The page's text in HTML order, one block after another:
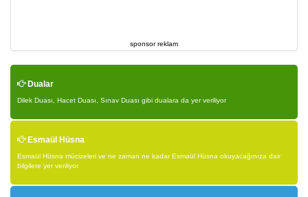
sponsor reklam
Dualar
Dilek Duası, Hacet Duası, Sınav Duası gibi dualara da yer veriliyor
Esmaül Hüsna
Esmaül Hüsna mücizeleri ve ne zaman ne kadar Esmaül Hüsna okuyacağınıza dair
bilgilere yer veriliyor